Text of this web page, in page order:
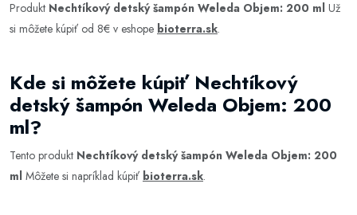
Produkt Nechtíkový detský šampón Weleda Objem: 200 ml Už
si môžete kúpiť od 8€ v eshope bioterra.sk.
Kde si môžete kúpiť Nechtíkový
detský šampón Weleda Objem: 200
ml?
Tento produkt Nechtíkový detský šampón Weleda Objem: 200
ml Môžete si napríklad kúpiť bioterra.sk.